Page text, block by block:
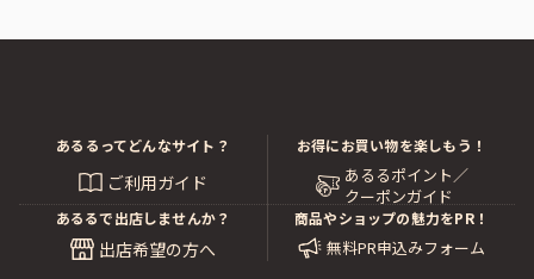
あるるってどんなサイト？
ご利用ガイド
お得にお買い物を楽しもう！
あるるポイント／
クーポンガイド
あるるで出店しませんか？
出店希望の方へ
商品やショップの魅力をPR！
無料PR申込みフォーム